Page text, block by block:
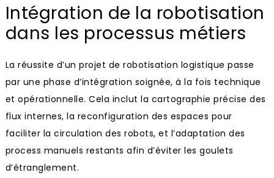
Intégration de la robotisation
dans les processus métiers
La réussite d’un projet de robotisation logistique passe
par une phase d’intégration soignée, à la fois technique
et opérationnelle. Cela inclut la cartographie précise des
flux internes, la reconfiguration des espaces pour
faciliter la circulation des robots, et l’adaptation des
process manuels restants afin d’éviter les goulets
d’étranglement.